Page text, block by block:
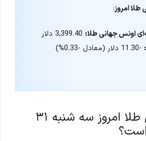
امروز:
اونس جهانی طلا:
-11.30 دلار (معادل -0.33%)
قیمت جهانی طلا امروز سه شنبه ۳۱